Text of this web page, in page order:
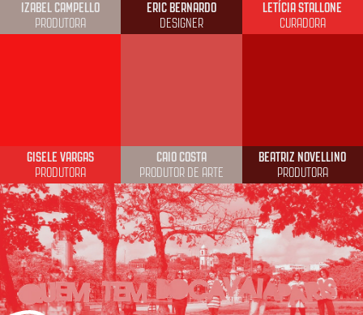
IZABEL CAMPELLO
PRODUTORA
ERIC BERNARDO
DESIGNER
LETÍCIA STALLONE
CURADORA
GISELE VARGAS
PRODUTORA
CAIO COSTA
PRODUTOR DE ARTE
BEATRIZ NOVELLINO
PRODUTORA